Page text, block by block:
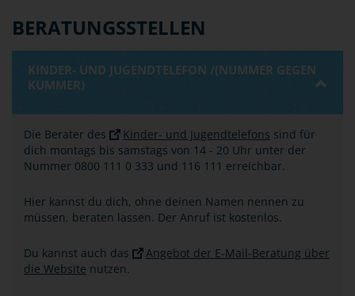
BERATUNGSSTELLEN
KINDER- UND JUGENDTELEFON /(NUMMER GEGEN
KUMMER)
Die Berater des Kinder- und Jugendtelefons sind für
dich montags bis samstags von 14 - 20 Uhr unter der
Nummer 0800 111 0 333 und 116 111 erreichbar.
Hier kannst du dich, ohne deinen Namen nennen zu
müssen, beraten lassen. Der Anruf ist kostenlos.
Du kannst auch das
Angebot der E-Mail-Beratung über
die Website nutzen.